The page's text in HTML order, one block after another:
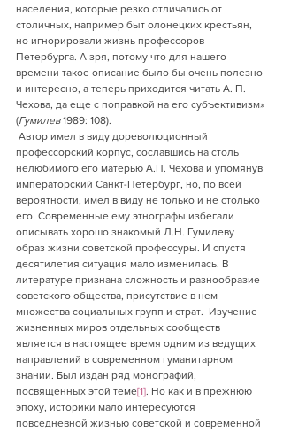
населения, которые резко отличались от
столичных, например быт олонецких крестьян,
но игнорировали жизнь профессоров
Петербурга. А зря, потому что для нашего
времени такое описание было бы очень полезно
и интересно, а теперь приходится читать А. П.
Чехова, да еще с поправкой на его субъективизм»
(Гумилев 1989: 108).
профессорский корпус, сославшись на столь
нелюбимого его матерью А.П. Чехова и упомянув
императорский Санкт-Петербург, но, по всей
вероятности, имел в виду не только и не столько
его. Современные ему этнографы избегали
описывать хорошо знакомый Л.Н. Гумилеву
образ жизни советской профессуры. И спустя
десятилетия ситуация мало изменилась. В
литературе признана сложность и разнообразие
советского общества, присутствие в нем
множества социальных групп и страт.  Изучение
жизненных миров отдельных сообществ
является в настоящее время одним из ведущих
направлений в современном гуманитарном
знании. Был издан ряд монографий,
посвященных этой теме[1] . Но как и в прежнюю
эпоху, историки мало интересуются
повседневной жизнью советской и современной